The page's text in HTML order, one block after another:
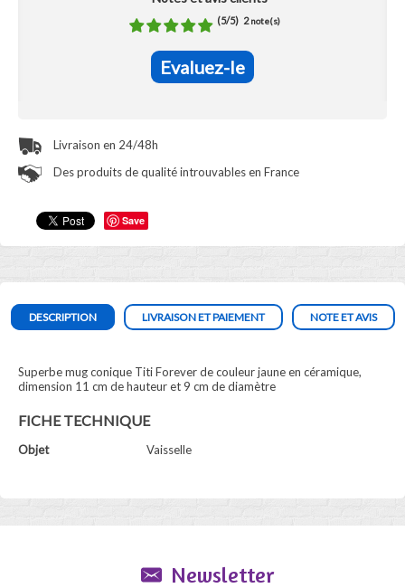
Save
(5/5) 2note(s)
Evaluez-le
Livraison en 24/48h
Des produits de qualité introuvables en France
DESCRIPTION LIVRAISON ET PAIEMENT NOTE ET AVIS
Superbe mug conique Titi Forever de couleur jaune en céramique,
dimension 11 cm de hauteur et 9 cm de diamètre
FICHE TECHNIQUE
Objet Vaisselle
Newsletter